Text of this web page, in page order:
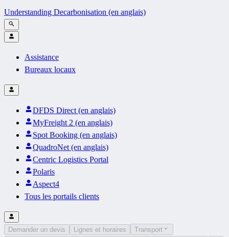
Understanding Decarbonisation (en anglais)
Assistance
Bureaux locaux
DFDS Direct (en anglais)
MyFreight 2 (en anglais)
Spot Booking (en anglais)
QuadroNet (en anglais)
Centric Logistics Portal
Polaris
Aspect4
Tous les portails clients
Demander un devis Lignes et horaires
Transport